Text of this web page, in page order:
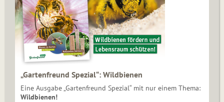
„Gartenfreund Spezial“: Wildbienen
Eine Ausgabe „Gartenfreund Spezial“ mit nur einem Thema:
Wildbienen!